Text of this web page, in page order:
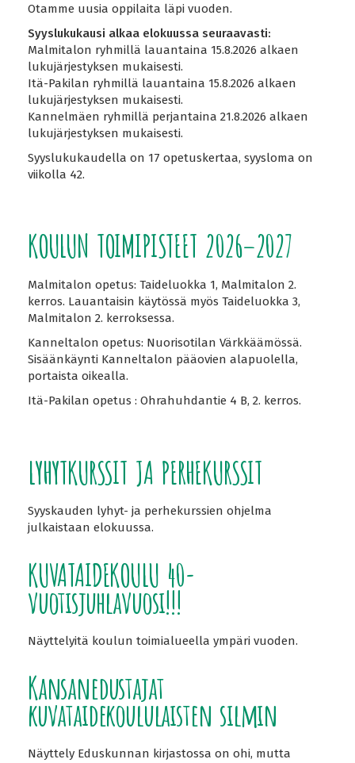
Otamme uusia oppilaita läpi vuoden.
Syyslukukausi alkaa elokuussa seuraavasti:
Malmitalon ryhmillä lauantaina 15.8.2026 alkaen
lukujärjestyksen mukaisesti.
Itä-Pakilan ryhmillä lauantaina 15.8.2026 alkaen
lukujärjestyksen mukaisesti.
Kannelmäen ryhmillä perjantaina 21.8.2026 alkaen
lukujärjestyksen mukaisesti.
Syyslukukaudella on 17 opetuskertaa, syysloma on
viikolla 42.
KOULUN TOIMIPISTEET 2026–2027
Malmitalon opetus: Taideluokka 1, Malmitalon 2.
kerros. Lauantaisin käytössä myös Taideluokka 3,
Malmitalon 2. kerroksessa.
Kanneltalon opetus: Nuorisotilan Värkkäämössä.
Sisäänkäynti Kanneltalon pääovien alapuolella,
portaista oikealla.
Itä-Pakilan opetus : Ohrahuhdantie 4 B, 2. kerros.
LYHYTKURSSIT JA PERHEKURSSIT
Syyskauden lyhyt- ja perhekurssien ohjelma
julkaistaan elokuussa.
KUVATAIDEKOULU 40-
vuotisjuhlavuosi!!!
Näyttelyitä koulun toimialueella ympäri vuoden.
Kansanedustajat
kuvataidekoululaisten silmin
Näyttely Eduskunnan kirjastossa on ohi, mutta